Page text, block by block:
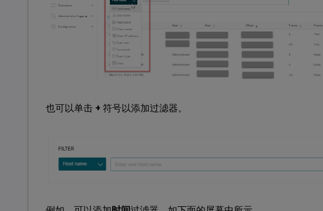
也可以单击 + 符号以添加过滤器。